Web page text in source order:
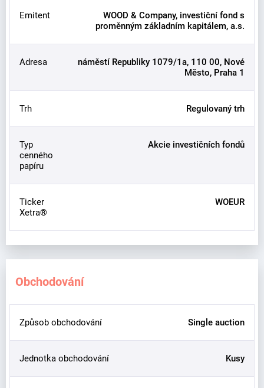
Emitent
WOOD & Company, investiční fond s
proměnným základním kapitálem, a.s.
Adresa
náměstí Republiky 1079/1a, 110 00, Nové
Město, Praha 1
Trh Regulovaný trh
Typ
cenného
papíru
Akcie investičních fondů
Ticker
Xetra®
WOEUR
Obchodování
Způsob obchodování Single auction
Jednotka obchodování Kusy